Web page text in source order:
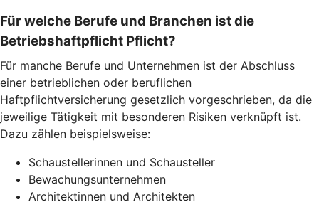
Für welche Berufe und Branchen ist die
Betriebshaftpflicht Pflicht?
Für manche Berufe und Unternehmen ist der Abschluss
einer betrieblichen oder beruflichen
Haftpflichtversicherung gesetzlich vorgeschrieben, da die
jeweilige Tätigkeit mit besonderen Risiken verknüpft ist.
Dazu zählen beispielsweise:
Schaustellerinnen und Schausteller
Bewachungsunternehmen
Architektinnen und Architekten